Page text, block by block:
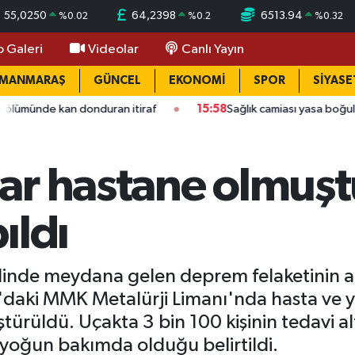
55,0250 %0.02 64,2398 %0.2 6513.94 %0.32
Galeri Videolar Canlı Yayın
GÜNCEL EKONOMİ SPOR
donduran itiraf 15:58Sağlık camiası yasa boğuldu:
hastane
meydana gelen deprem felaketinin
MMK Metalürji Limanı'nda hasta ve
Uçakta 3 bin 100 kişinin tedavi
bakımda olduğu belirtildi.